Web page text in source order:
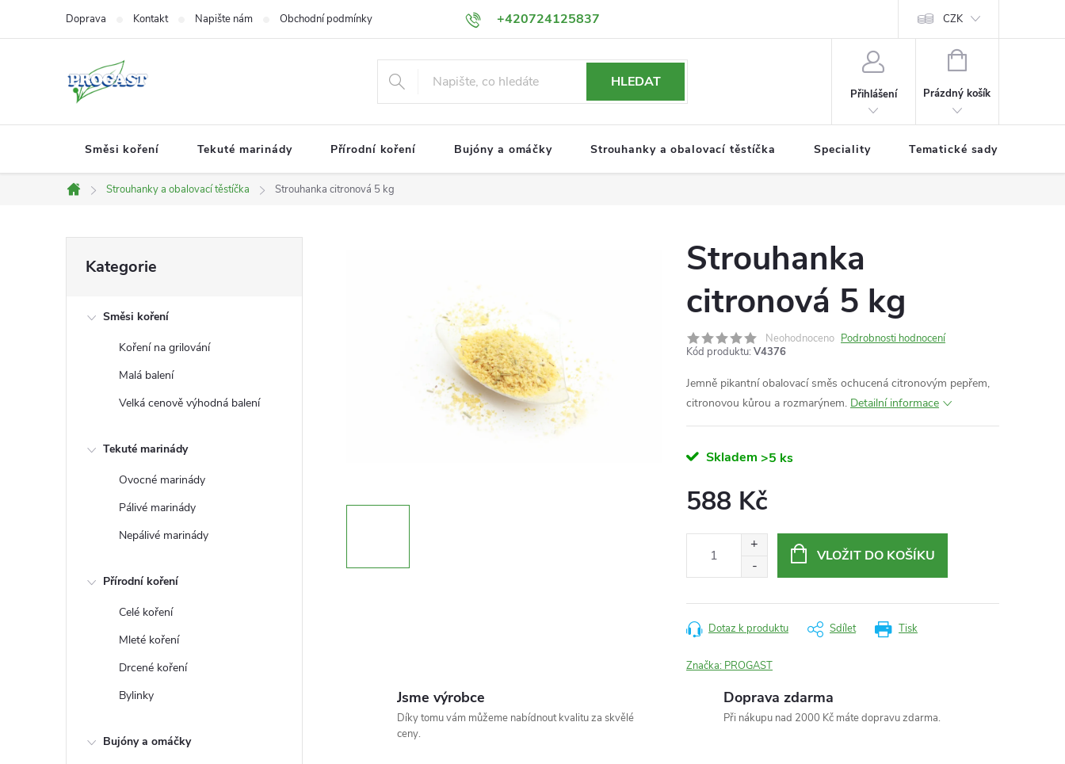
+420724125837
Doprava Kontakt Napište nám Obchodní podmínky Podmínky ochrany osobních údajů CZK
HLEDAT
Přihlášení
NÁKUPNÍ
Prázdný košík
Směsi koření Tekuté marinády Přírodní koření Bujóny a omáčky Strouhanky a obalovací těstíčka Speciality Tematické sady koření
Domů
Strouhanky a obalovací těstíčka Strouhanka citronová 5 kg
kategorie
Kategorie
Směsi koření
Koření na grilování
Malá balení
Velká cenově výhodná balení
Tekuté marinády
Ovocné marinády
Pálivé marinády
Nepálivé marinády
Přírodní koření
Celé koření
Mleté koření
Drcené koření
Bylinky
Bujóny a omáčky
Strouhanka
citronová 5 kg
Neohodnoceno Podrobnosti hodnocení
Kód produktu: V4376
Jemně pikantní obalovací směs ochucená citronovým pepřem,
citronovou kůrou a rozmarýnem. Detailní informace
Skladem >5 ks
588 Kč
VLOŽIT DO KOŠÍKU
Tisk
Dotaz k produktu Sdílet
Značka: PROGAST
Jsme výrobce
Díky tomu vám můžeme nabídnout kvalitu za skvělé
ceny.
Doprava zdarma
Při nákupu nad 2000 Kč máte dopravu zdarma.